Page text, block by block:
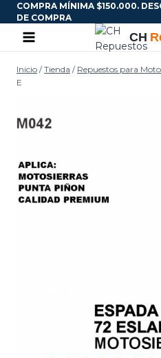
COMPRA MÍNIMA $150.000.
DE COMPRA
Inicio / Tienda / Repuestos para
E